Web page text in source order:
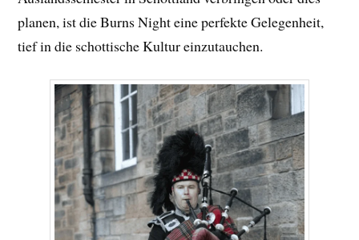
planen, ist die Burns Night eine perfekte Gelegenheit,
tief in die schottische Kultur einzutauchen.